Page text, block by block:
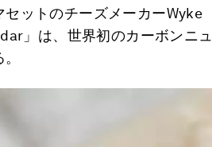
ットのチーズメーカーWyke
」は、世界初のカーボンニ